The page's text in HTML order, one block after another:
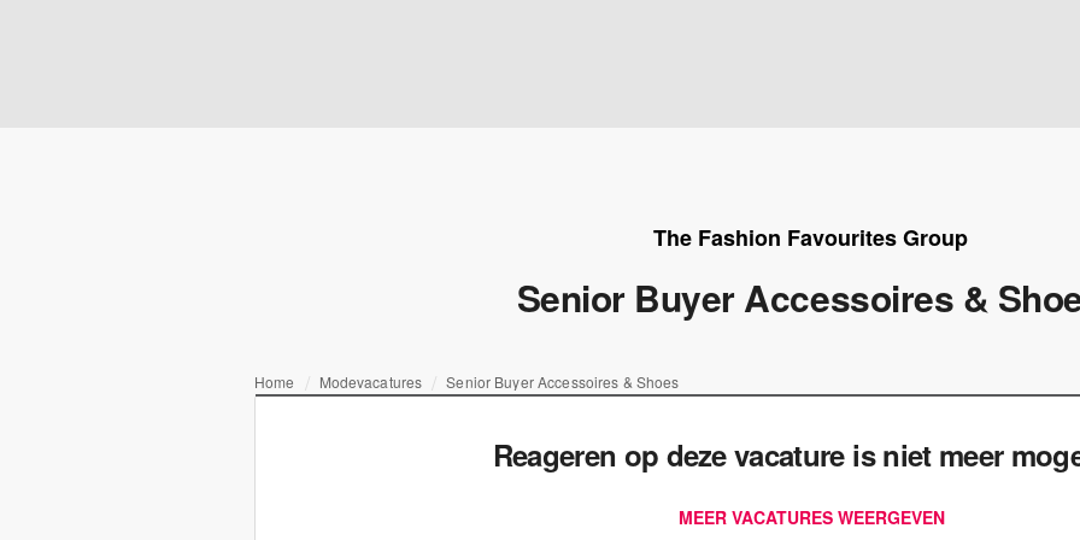
The Fashion Favourites Group
Senior Buyer Accessoires &
Home Modevacatures Senior Buyer Accessoires & Shoes
Reageren op deze vacature is niet meer
MEER VACATURES WEERGEVEN